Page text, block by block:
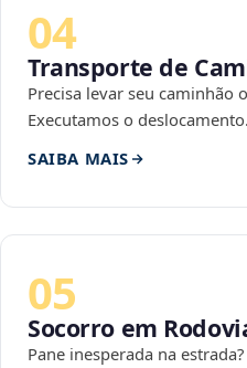
04
Transporte de
Precisa levar seu caminhão
Executamos o deslocamento.
SAIBA MAIS
05
Socorro em
Pane inesperada na